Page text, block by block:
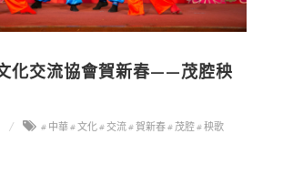
化交流協會賀新春——茂腔秧
# 中華# 文化# 交流# 賀新春# 茂腔# 秧歌